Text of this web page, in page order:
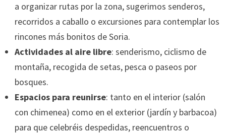
a organizar rutas por la zona, sugerimos senderos,
recorridos a caballo o excursiones para contemplar los
rincones más bonitos de Soria.
Actividades al aire libre: senderismo, ciclismo de
montaña, recogida de setas, pesca o paseos por
bosques.
Espacios para reunirse: tanto en el interior (salón
con chimenea) como en el exterior (jardín y barbacoa)
para que celebréis despedidas, reencuentros o